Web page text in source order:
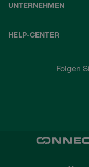
UNTERNEHMEN
HELP-CENTER
Folgen